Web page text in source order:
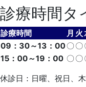
診療時間タ
診療時間 月 火
09：30～13：00〇 〇
15：00～19：00 〇 〇
休診日：日曜、祝日、